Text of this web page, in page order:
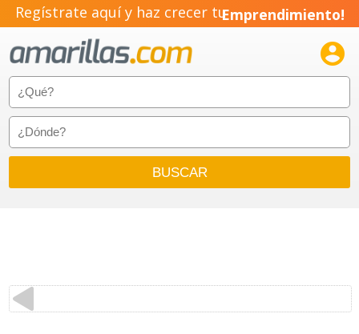
Regístrate aquí y haz crecer tuEmprendimiento!
